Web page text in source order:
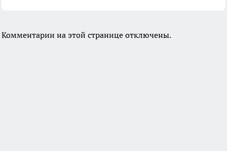
Комментарии на этой странице отключены.